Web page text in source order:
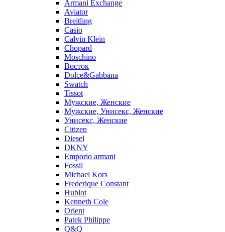
Armani Exchange
Aviator
Breitling
Casio
Calvin Klein
Chopard
Moschino
Восток
Dolce&Gabbana
Swatch
Tissot
Мужские, Женские
Мужские, Унисекс, Женские
Унисекс, Женские
Citizen
Diesel
DKNY
Emporio armani
Fossil
Michael Kors
Frederique Constant
Hublot
Kenneth Cole
Orient
Patek Philippe
Q&Q